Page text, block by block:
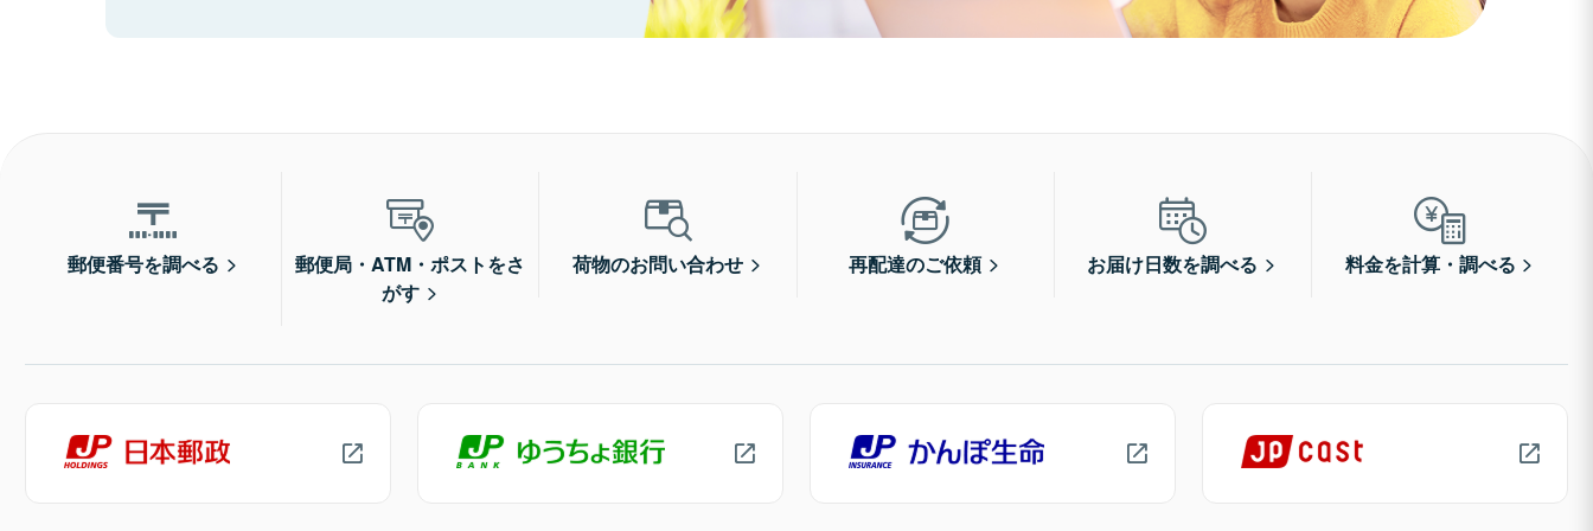
郵便番号を調べる
郵便局・ATM・ポストをさ
がす
荷物のお問い合わせ 再配達のご依頼 お届け日数を調べる 料金を計算・調べる